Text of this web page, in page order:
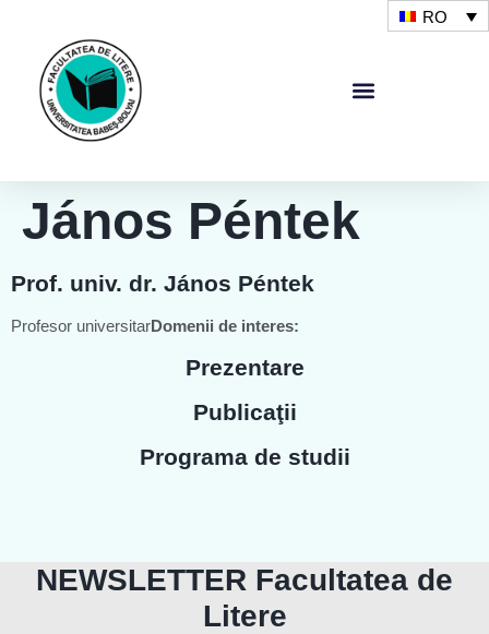
RO
János Péntek
Prof. univ. dr. János Péntek
Profesor universitarDomenii de interes:
Prezentare
Publicaţii
Programa de studii
NEWSLETTER Facultatea de
Litere